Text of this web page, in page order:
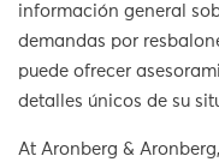
información general
demandas por
puede ofrecer
detalles únicos de su
At Aronberg &